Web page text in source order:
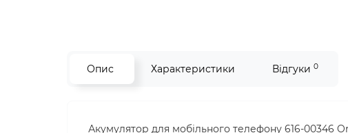
Опис Характеристики Відгуки 0
Акумулятор для мобільного телефону 616-00346